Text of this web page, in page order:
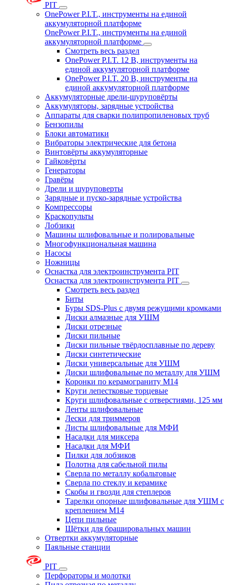
PIT
OnePower P.I.T., инструменты на единой
аккумуляторной платформе
OnePower P.I.T., инструменты на единой
аккумуляторной платформе
Смотреть весь раздел
OnePower P.I.T. 12 В, инструменты на
единой аккумуляторной платформе
OnePower P.I.T. 20 В, инструменты на
единой аккумуляторной платформе
Аккумуляторные дрели-шуруповёрты
Аккумуляторы, зарядные устройства
Аппараты для сварки полипропиленовых труб
Бензопилы
Блоки автоматики
Вибраторы электрические для бетона
Винтовёрты аккумуляторные
Гайковёрты
Генераторы
Гравёры
Дрели и шуруповерты
Зарядные и пуско-зарядные устройства
Компрессоры
Краскопульты
Лобзики
Машины шлифовальные и полировальные
Многофункциональная машина
Насосы
Ножницы
Оснастка для электроинструмента PIT
Оснастка для электроинструмента PIT
Смотреть весь раздел
Биты
Буры SDS-Plus c двумя режущими кромками
Диски алмазные для УШМ
Диски отрезные
Диски пильные
Диски пильные твёрдосплавные по дереву
Диски синтетические
Диски универсальные для УШМ
Диски шлифовальные по металлу для УШМ
Коронки по керамограниту M14
Круги лепестковые торцевые
Круги шлифовальные с отверстиями, 125 мм
Ленты шлифовальные
Лески для триммеров
Листы шлифовальные для МФИ
Насадки для миксера
Насадки для МФИ
Пилки для лобзиков
Полотна для сабельной пилы
Сверла по металлу кобальтовые
Сверла по стеклу и керамике
Скобы и гвозди для степлеров
Тарелки опорные шлифовальные для УШМ с
креплением М14
Цепи пильные
Щётки для брашировальных машин
Отвертки аккумуляторные
Паяльные станции
PIT
Перфораторы и молотки